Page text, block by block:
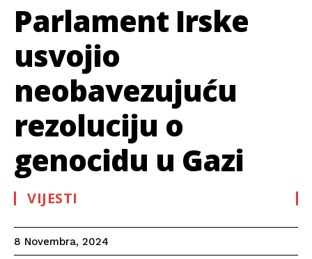
Parlament Irske
usvojio
neobavezujuću
rezoluciju o
genocidu u Gazi
VIJESTI
8 Novembra, 2024